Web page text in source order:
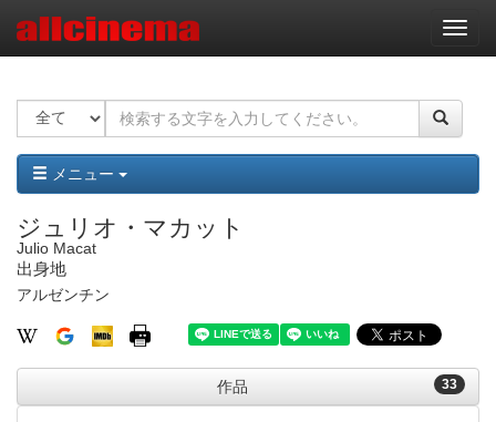
ナ
ビ
ー
ョ
ン
メニュー
ジュリオ・マカット
Julio Macat
出身地
アルゼンチン
33
作品